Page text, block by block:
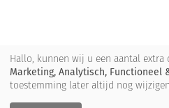
Hallo, kunnen wij u een aantal extra
Marketing, Analytisch, Functioneel
toestemming later altijd nog